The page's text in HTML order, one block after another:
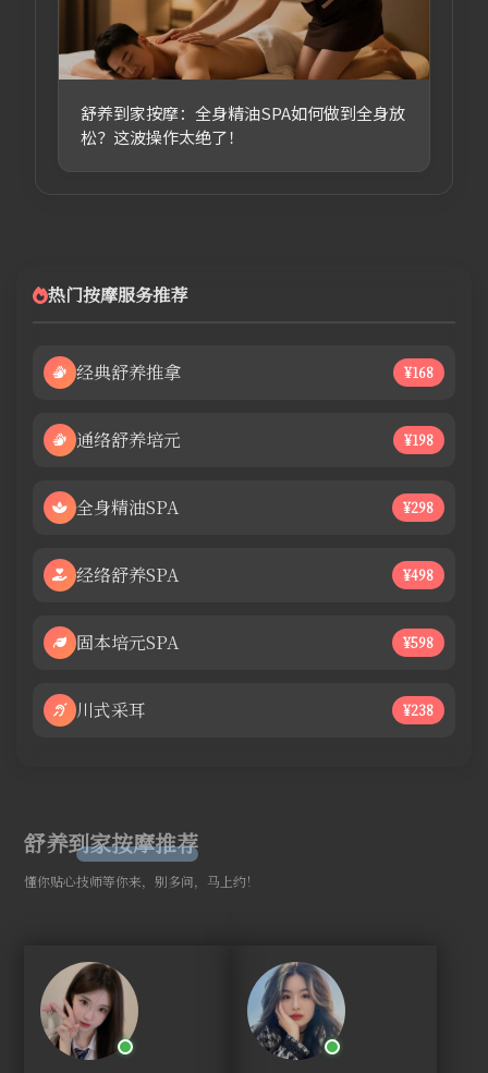
舒养到家按摩：全身精油SPA如何做到全身放
松？这波操作太绝了！
热门按摩服务推荐
经典舒养推拿 ¥168
通络舒养培元 ¥198
全身精油SPA ¥298
经络舒养SPA ¥498
固本培元SPA ¥598
川式采耳 ¥238
舒养到家按摩推荐
懂你贴心技师等你来，别多问，马上约！